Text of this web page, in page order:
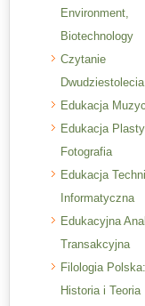
Environment,
Biotechnology
Czytanie
Dwudziestolecia
Edukacja
Edukacja
Fotografia
Edukacja
Informatyczna
Edukacyjna
Transakcyjna
Filologia Polska:
Historia i Teoria